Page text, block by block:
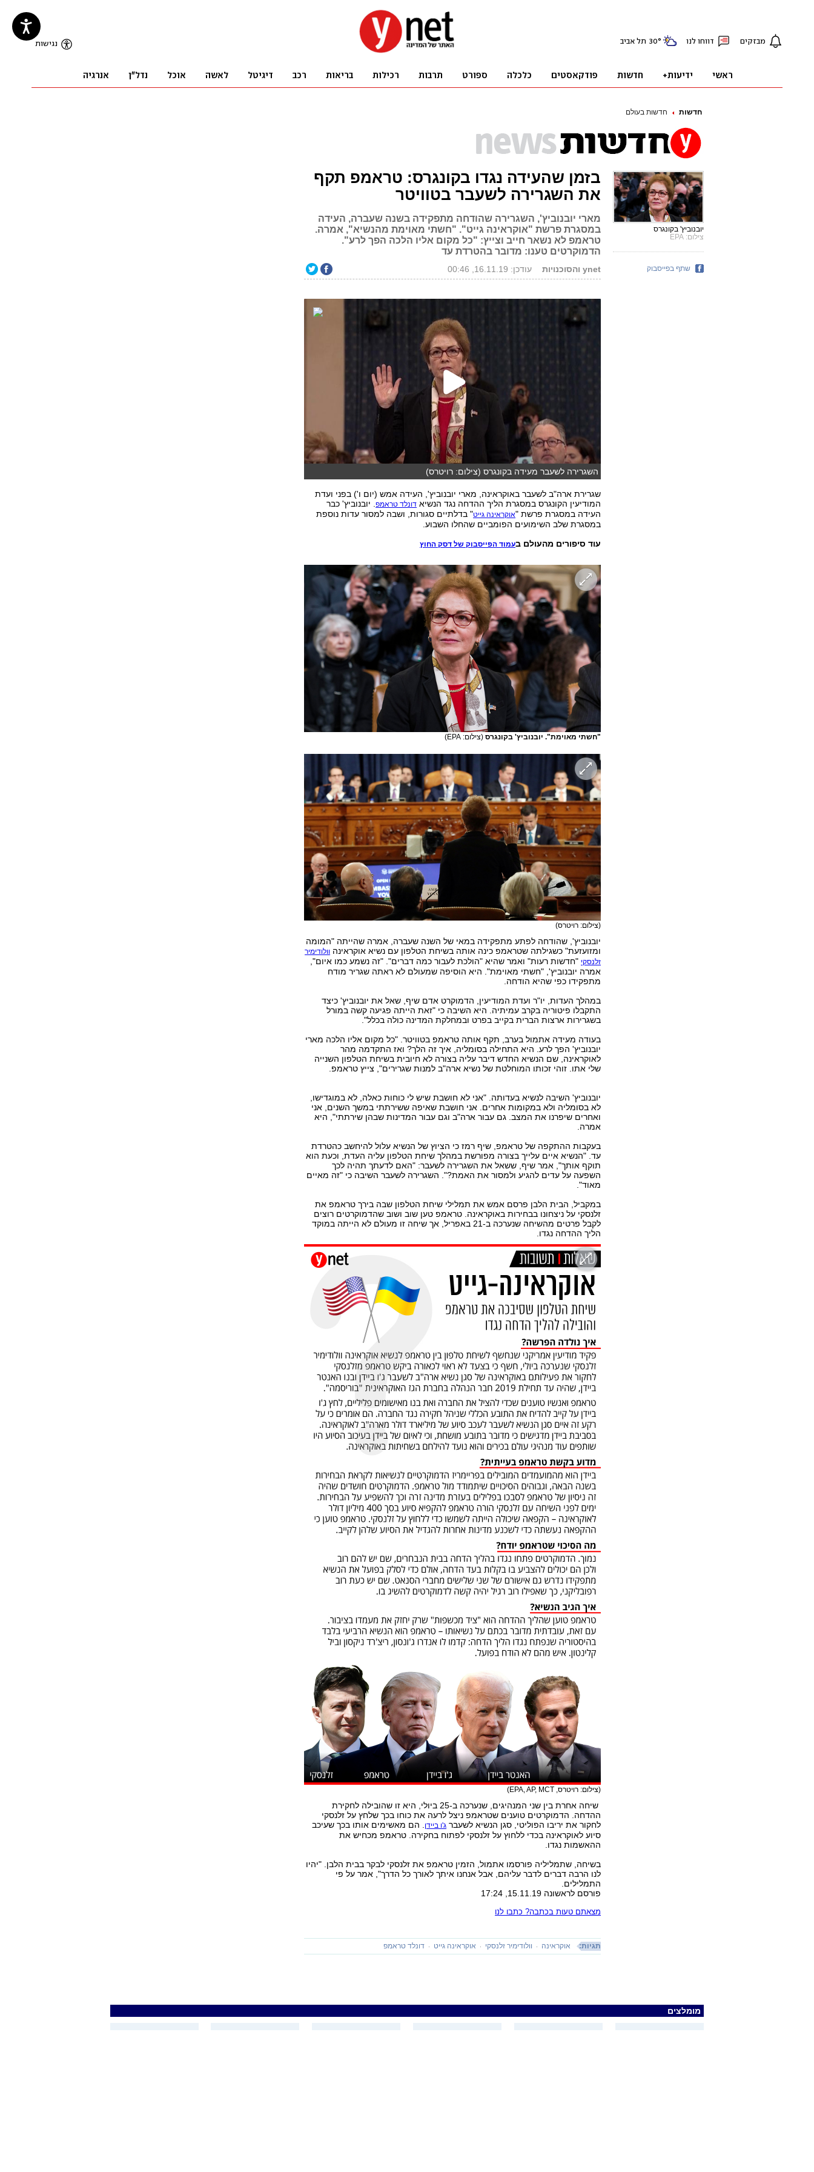
חדשות חדשות בעולם
בזמן שהעידה נגדו בקונגרס: טראמפ תקף
את השגרירה לשעבר בטוויטר
מארי יובנוביץ', השגרירה שהודחה מתפקידה בשנה שעברה, העידה
במסגרת פרשת "אוקראינה גייט". "חשתי מאוימת מהנשיא", אמרה.
טראמפ לא נשאר חייב וצייץ: "כל מקום אליו הלכה הפך לרע".
הדמוקרטים טענו: מדובר בהטרדת עד
ynet והסוכנויות עודכן: 16.11.19, 00:46
השגרירה לשעבר מעידה בקונגרס (צילום: רויטרס)
שגרירת ארה"ב לשעבר באוקראינה, מארי יובנוביץ', העידה אמש (יום ו') בפני ועדת
המודיעין הקונגרס במסגרת הליך ההדחה נגד הנשיא דונלד טראמפ. יובנוביץ' כבר
העידה במסגרת פרשת "אוקראינה גייט" בדלתיים סגורות, ושבה למסור עדות נוספת
במסגרת שלב השימועים הפומביים שהחלו השבוע.
עוד סיפורים מהעולם בעמוד הפייסבוק של דסק החוץ
"חשתי מאוימת". יובנוביץ' בקונגרס (צילום: EPA)
(צילום: רויטרס)
יובנוביץ', שהודחה לפתע מתפקידה במאי של השנה שעברה, אמרה שהייתה "המומה
ומזועזעת" כשגילתה שטראמפ כינה אותה בשיחת הטלפון עם נשיא אוקראינה וולודימיר
זלנסקי "חדשות רעות" ואמר שהיא "הולכת לעבור כמה דברים". "זה נשמע כמו איום",
אמרה יובנוביץ', "חשתי מאוימת". היא הוסיפה שמעולם לא ראתה שגריר מודח
מתפקידו כפי שהיא הודחה.
במהלך העדות, יו"ר ועדת המודיעין, הדמוקרט אדם שיף, שאל את יובנוביץ' כיצד
התקבלו פיטוריה בקרב עמיתיה. היא השיבה כי "זאת הייתה פגיעה קשה במורל
בשגרירות ארצות הברית בקייב בפרט ובמחלקת המדינה כולה בכלל".
בעודה מעידה אתמול בערב, תקף אותה טראמפ בטוויטר. "כל מקום אליו הלכה מארי
יובנוביץ' הפך לרע. היא התחילה בסומליה, איך זה הלך? ואז התקדמה מהר
לאוקראינה, שם הנשיא החדש דיבר עליה בצורה לא חיובית בשיחת הטלפון השנייה
שלי אתו. זוהי זכותו המוחלטת של נשיא ארה"ב למנות שגרירים", צייץ טראמפ.
יובנוביץ' השיבה לנשיא בעדותה. "אני לא חושבת שיש לי כוחות כאלה, לא במוגדישו,
לא בסומליה ולא במקומות אחרים. אני חושבת שאיפה ששירתתי במשך השנים, אני
ואחרים שיפרנו את המצב. גם עבור ארה"ב וגם עבור המדינות שבהן שירתתי", היא
אמרה.
בעקבות ההתקפה של טראמפ, שיף רמז כי הציוץ של הנשיא עלול להיחשב כהטרדת
עד. "הנשיא איים עלייך בצורה מפורשת במהלך שיחת הטלפון עליה העדת, וכעת הוא
תוקף אותך", אמר שיף, ששאל את השגרירה לשעבר: "האם לדעתך תהיה לכך
השפעה על עדים להגיע ולמסור את האמת?". השגרירה לשעבר השיבה כי "זה מאיים
מאוד".
במקביל, הבית הלבן פרסם אמש את תמלילי שיחת הטלפון שבה בירך טראמפ את
זלנסקי על ניצחונו בבחירות באוקראינה. טראמפ טען שוב ושוב שהדמוקרטים רוצים
לקבל פרטים מהשיחה שנערכה ב-21 באפריל, אך שיחה זו מעולם לא הייתה במוקד
הליך ההדחה נגדו.
(צילום: רויטרס, EPA, AP, MCT)
שיחה אחרת בין שני המנהיגים, שנערכה ב-25 ביולי, היא זו שהובילה לחקירת
ההדחה. הדמוקרטים טוענים שטראמפ ניצל לרעה את כוחו בכך שלחץ על זלנסקי
לחקור את יריבו הפוליטי, סגן הנשיא לשעבר ג'ו ביידן. הם מאשימים אותו בכך שעיכב
סיוע לאוקראינה בכדי ללחוץ על זלנסקי לפתוח בחקירה. טראמפ מכחיש את
ההאשמות נגדו.
בשיחה, שתמליליה פורסמו אתמול, הזמין טראמפ את זלנסקי לבקר בבית הלבן. "יהיו
לנו הרבה דברים לדבר עליהם, אבל אנחנו איתך לאורך כל הדרך", אמר על פי
התמלילים.
פורסם לראשונה 15.11.19, 17:24
מצאתם טעות בכתבה? כתבו לנו
תגיות: אוקראינה וולודימיר זלנסקי אוקראינה גייט דונלד טראמפ
יובנוביץ' בקונגרס
צילום: EPA
שתף בפייסבוק
מומלצים